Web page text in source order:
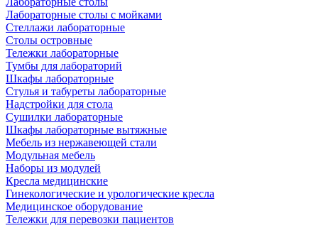
Лабораторные столы с мойками
Стеллажи лабораторные
Столы островные
Тележки лабораторные
Тумбы для лабораторий
Шкафы лабораторные
Стулья и табуреты лабораторные
Надстройки для стола
Сушилки лабораторные
Шкафы лабораторные вытяжные
Мебель из нержавеющей стали
Модульная мебель
Наборы из модулей
Кресла медицинские
Гинекологические и урологические кресла
Медицинское оборудование
Тележки для перевозки пациентов